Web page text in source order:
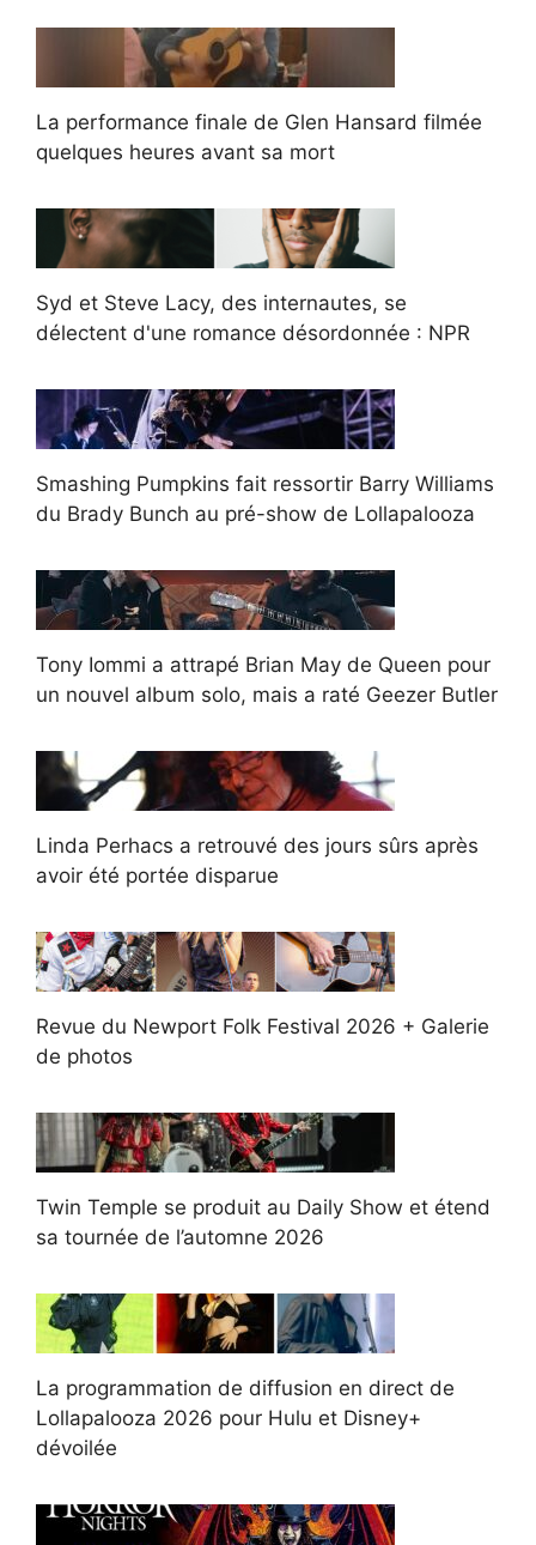
La performance finale de Glen Hansard filmée
quelques heures avant sa mort
Syd et Steve Lacy, des internautes, se
délectent d'une romance désordonnée : NPR
Smashing Pumpkins fait ressortir Barry Williams
du Brady Bunch au pré-show de Lollapalooza
Tony Iommi a attrapé Brian May de Queen pour
un nouvel album solo, mais a raté Geezer Butler
Linda Perhacs a retrouvé des jours sûrs après
avoir été portée disparue
Revue du Newport Folk Festival 2026 + Galerie
de photos
Twin Temple se produit au Daily Show et étend
sa tournée de l’automne 2026
La programmation de diffusion en direct de
Lollapalooza 2026 pour Hulu et Disney+
dévoilée